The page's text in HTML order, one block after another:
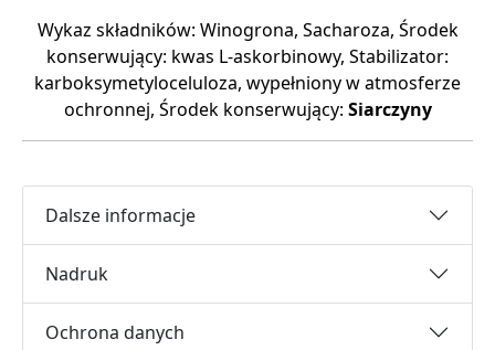
Wykaz składników: Winogrona, Sacharoza, Środek
konserwujący: kwas L-askorbinowy, Stabilizator:
karboksymetyloceluloza, wypełniony w atmosferze
ochronnej, Środek konserwujący: Siarczyny
Dalsze informacje
Nadruk
Ochrona danych